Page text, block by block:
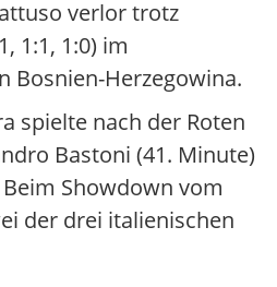
verlor trotz
1:1, 1:0) im
Bosnien-Herzegowina.
spielte nach der Roten
Bastoni (41. Minute)
Showdown vom
der drei italienischen